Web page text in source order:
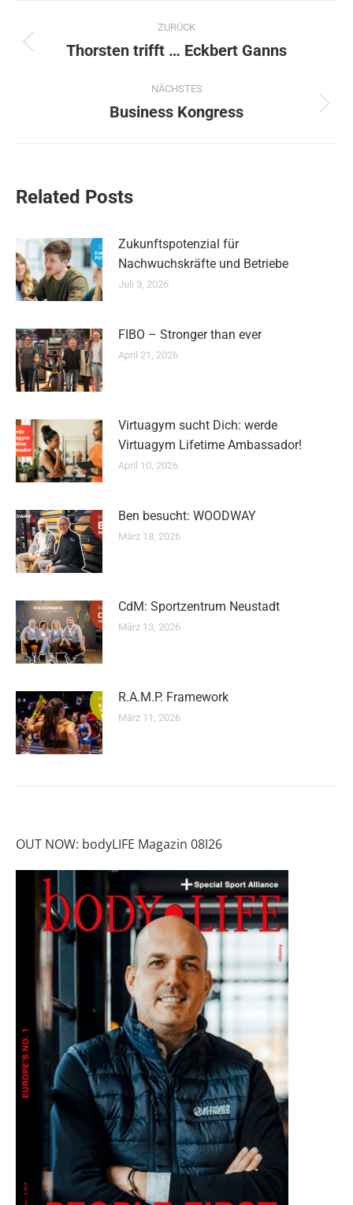
Kommentarnavigation
ZURÜCK
Vorheriger
Thorsten trifft … Eckbert Ganns
NÄCHSTES
Nächster
Business Kongress
Related Posts
Zukunftspotenzial für
Nachwuchskräfte und Betriebe
Juli 3, 2026
FIBO – Stronger than ever
April 21, 2026
Virtuagym sucht Dich: werde
Virtuagym Lifetime Ambassador!
April 10, 2026
Ben besucht: WOODWAY
März 18, 2026
CdM: Sportzentrum Neustadt
März 13, 2026
R.A.M.P. Framework
März 11, 2026
OUT NOW: bodyLIFE Magazin 08I26